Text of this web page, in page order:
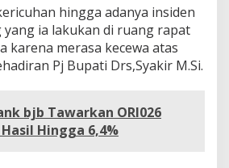
n
M
e
n
c
a
i
hingga adanya insiden
yang ia lakukan di ruang rapat
karena merasa kecewa atas
Pj Bupati Drs,Syakir M.Si.
bjb Tawarkan ORI026
Hingga 6,4%